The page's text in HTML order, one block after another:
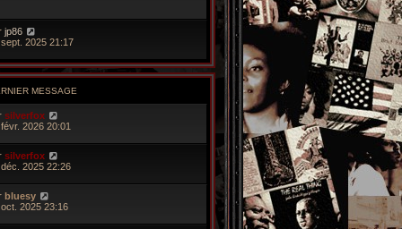
jp86
2025 21:17
MESSAGE
silverfox
2026 20:01
silverfox
2025 22:26
bluesy
2025 23:16